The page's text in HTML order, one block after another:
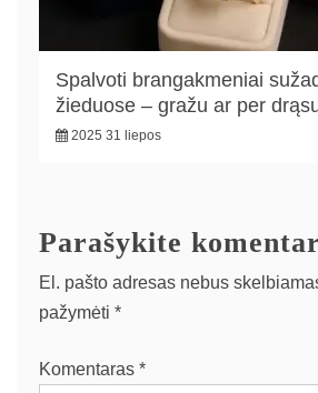
Spalvoti brangakmeniai
žieduose – gražu ar per
2025 31 liepos
Parašykite
El. pašto adresas nebus
pažymėti *
Komentaras *